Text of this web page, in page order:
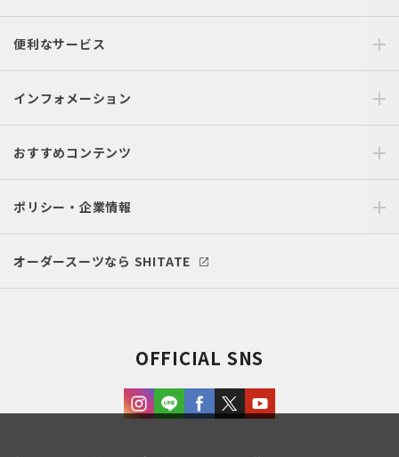
便利なサービス
インフォメーション
おすすめコンテンツ
ポリシー・企業情報
オーダースーツなら SHITATE
OFFICIAL SNS